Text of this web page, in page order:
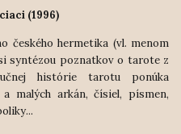
(1996)
českého hermetika (vl. menom
syntézou poznatkov o tarote z
histórie tarotu ponúka
malých arkán, čísiel, písmen,